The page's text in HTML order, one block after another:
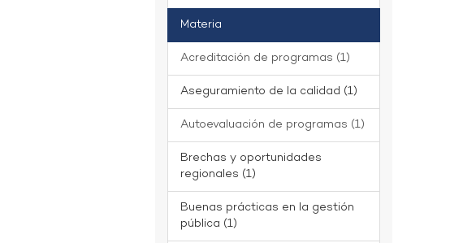
Materia
Acreditación de programas (1)
Aseguramiento de la calidad (1)
Autoevaluación de programas (1)
Brechas y oportunidades
regionales (1)
Buenas prácticas en la gestión
pública (1)